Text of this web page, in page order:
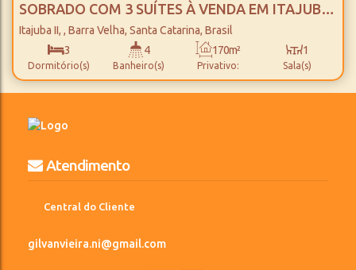
SOBRADO COM 3 SUÍTES À VENDA EM ITAJUBÁ
– BARRA VELHA/SC
Itajuba II , Barra Velha, Santa Catarina, Brasil
3
Dormitório(s)
4
Banheiro(s) Privativo:
170m² 1
Sala(s)
3 170m² 2 230m
Atendimento
Central do Cliente
gilvanvieira.ni@gmail.com